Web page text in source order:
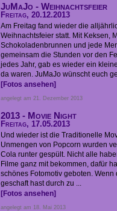
JuMaJo - Weihnachtsfeier
Freitag, 20.12.2013
Am Freitag fand wieder die
Weihnachtsfeier statt. Mit Keksen,
Schokoladenbrunnen und jede
gemeinsam die Stunden vor den
jedes Jahr, gab es wieder ein
da waren. JuMaJo wünscht euch
[Fotos ansehen]
angelegt am 21. Dezember 2013
2013 - Movie Night
Freitag, 17.05.2013
Und wieder ist die Traditionelle
Unmengen von Popcorn wurden
Cola runter gespült. Nicht alle
Filme ganz mit bekommen, dafür
schönes Fotomotiv geboten. Wenn
geschaft hast durch zu ...
[Fotos ansehen]
angelegt am 18. Mai 2013